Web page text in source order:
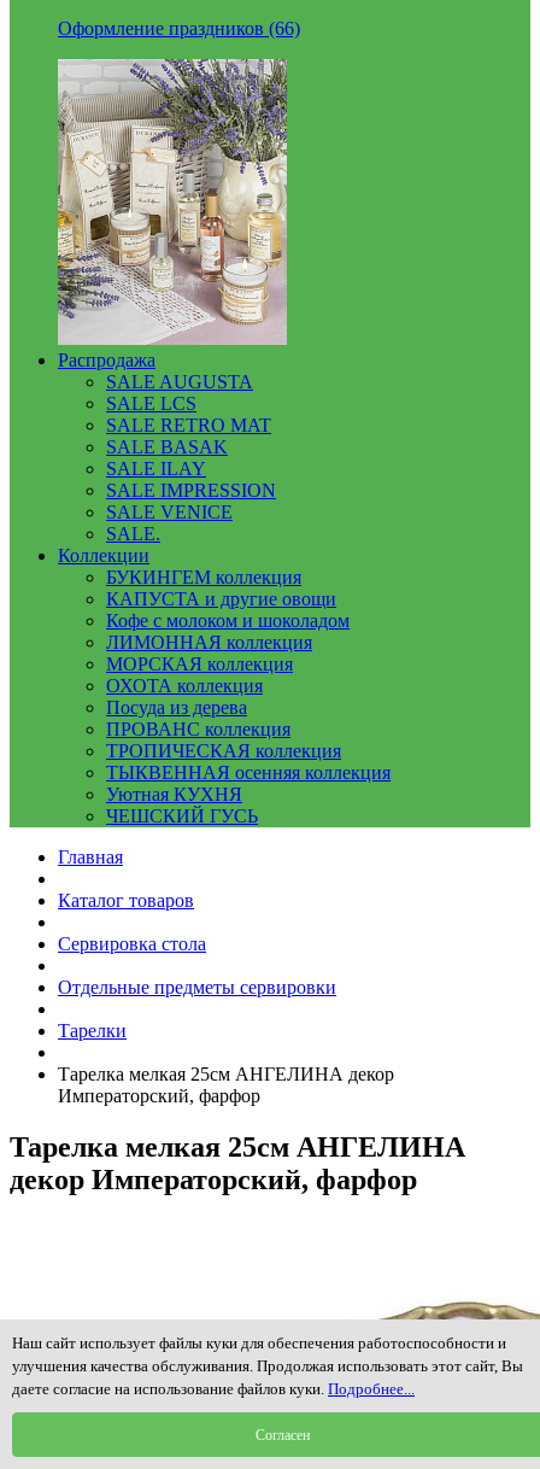
Оформление праздников (66)
Распродажа
SALE AUGUSTA
SALE LCS
SALE RETRO MAT
SALE BASAK
SALE ILAY
SALE IMPRESSION
SALE VENICE
SALE.
Коллекции
БУКИНГЕМ коллекция
КАПУСТА и другие овощи
Кофе с молоком и шоколадом
ЛИМОННАЯ коллекция
МОРСКАЯ коллекция
ОХОТА коллекция
Посуда из дерева
ПРОВАНС коллекция
ТРОПИЧЕСКАЯ коллекция
ТЫКВЕННАЯ осенняя коллекция
Уютная КУХНЯ
ЧЕШСКИЙ ГУСЬ
Главная
Каталог товаров
Сервировка стола
Отдельные предметы сервировки
Тарелки
Тарелка мелкая 25см АНГЕЛИНА декор
Императорский, фарфор
Тарелка мелкая 25см АНГЕЛИНА
декор Императорский, фарфор
Наш сайт использует файлы куки для обеспечения работоспособности и
улучшения качества обслуживания. Продолжая использовать этот сайт, Вы
даете согласие на использование файлов куки. Подробнее...
Согласен